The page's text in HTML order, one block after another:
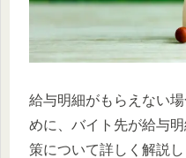
給与明細がもらえない
めに、バイト先が給与
策について詳しく解説し